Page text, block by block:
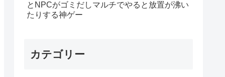
とNPCがゴミだしマルチでやると放置が沸い
たりする神ゲー
カテゴリー